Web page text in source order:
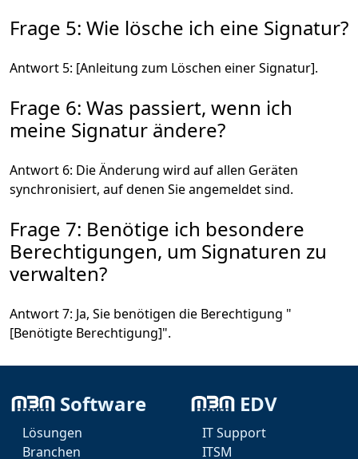
Frage 5: Wie lösche ich eine Signatur?
Antwort 5: [Anleitung zum Löschen einer Signatur].
Frage 6: Was passiert, wenn ich
meine Signatur ändere?
Antwort 6: Die Änderung wird auf allen Geräten
synchronisiert, auf denen Sie angemeldet sind.
Frage 7: Benötige ich besondere
Berechtigungen, um Signaturen zu
verwalten?
Antwort 7: Ja, Sie benötigen die Berechtigung "
[Benötigte Berechtigung]".
Frage 8: An wen kann ich mich
wenden, wenn ich Probleme habe?
Antwort 8: Wenden Sie sich an den IT-Support unter
[Kontaktinformationen].
Software
Lösungen
Branchen
EDV
IT Support
ITSM